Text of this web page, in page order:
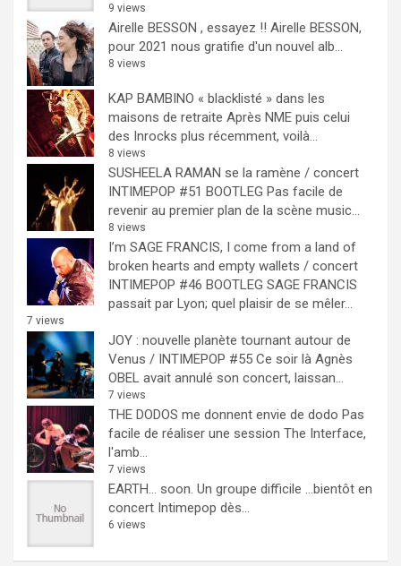
9 views
Airelle BESSON , essayez !! Airelle BESSON,
pour 2021 nous gratifie d'un nouvel alb...
8 views
KAP BAMBINO « blacklisté » dans les
maisons de retraite Après NME puis celui
des Inrocks plus récemment, voilà...
8 views
SUSHEELA RAMAN se la ramène / concert
INTIMEPOP #51 BOOTLEG Pas facile de
revenir au premier plan de la scène music...
8 views
I’m SAGE FRANCIS, I come from a land of
broken hearts and empty wallets / concert
INTIMEPOP #46 BOOTLEG SAGE FRANCIS
passait par Lyon; quel plaisir de se mêler...
7 views
JOY : nouvelle planète tournant autour de
Venus / INTIMEPOP #55 Ce soir là Agnès
OBEL avait annulé son concert, laissan...
7 views
THE DODOS me donnent envie de dodo Pas
facile de réaliser une session The Interface,
l'amb...
7 views
EARTH… soon. Un groupe difficile ...bientôt en
concert Intimepop dès...
6 views